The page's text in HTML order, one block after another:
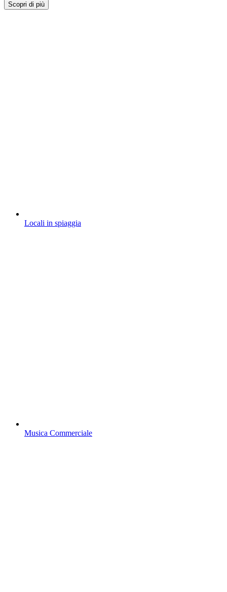
Scopri di più
Locali in spiaggia
Musica Commerciale